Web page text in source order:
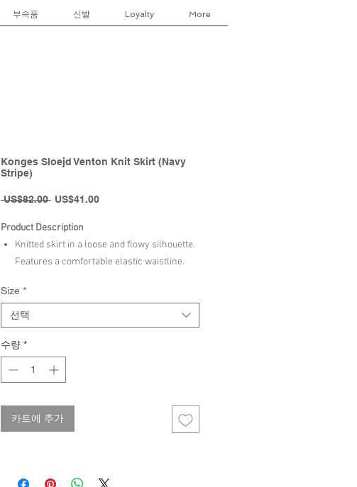
부속품 신발 Loyalty More
Konges Sloejd Venton Knit Skirt (Navy
Stripe)
US$82.00 일
가
US$41.00할
Product Description
Knitted skirt in a loose and flowy silhouette.
Features a comfortable elastic waistline.
GOTS, Organic, certified by CU1094701
Brand - Konges Sloejd FW2024 Collection
Size *
선택
수량 *
카트에 추가